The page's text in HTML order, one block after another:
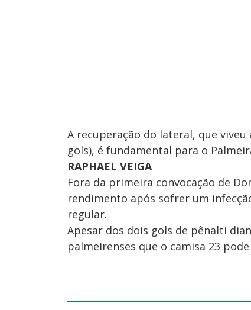
A recuperação do lateral, que
gols), é fundamental para o
RAPHAEL VEIGA
Fora da primeira convocação de
rendimento após sofrer um
regular.
Apesar dos dois gols de pênalti
palmeirenses que o camisa 23